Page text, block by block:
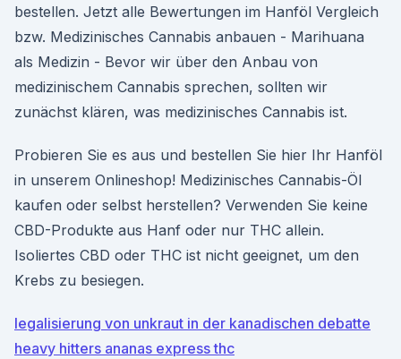
bestellen. Jetzt alle Bewertungen im Hanföl Vergleich
bzw. Medizinisches Cannabis anbauen - Marihuana
als Medizin - Bevor wir über den Anbau von
medizinischem Cannabis sprechen, sollten wir
zunächst klären, was medizinisches Cannabis ist.
Probieren Sie es aus und bestellen Sie hier Ihr Hanföl
in unserem Onlineshop! Medizinisches Cannabis-Öl
kaufen oder selbst herstellen? Verwenden Sie keine
CBD-Produkte aus Hanf oder nur THC allein.
Isoliertes CBD oder THC ist nicht geeignet, um den
Krebs zu besiegen.
legalisierung von unkraut in der kanadischen debatte
heavy hitters ananas express thc